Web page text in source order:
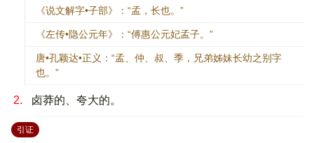
《说文解字•子部》：“孟，长也。”
《左传•隐公元年》：“傅惠公元妃孟子。”
唐•孔颖达•正义：“孟、仲、叔、季，兄弟姊妹长幼之别字
也。”
2. 卤莽的、夸大的。
引证：